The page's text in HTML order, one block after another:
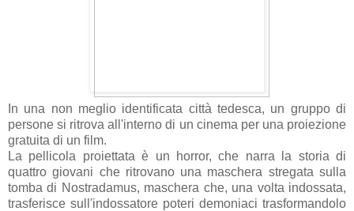
In una non meglio identificata città tedesca, un gruppo di
persone si ritrova all'interno di un cinema per una proiezione
gratuita di un film.
La pellicola proiettata è un horror, che narra la storia di
quattro giovani che ritrovano una maschera stregata sulla
tomba di Nostradamus, maschera che, una volta indossata,
trasferisce sull'indossatore poteri demoniaci trasformandolo